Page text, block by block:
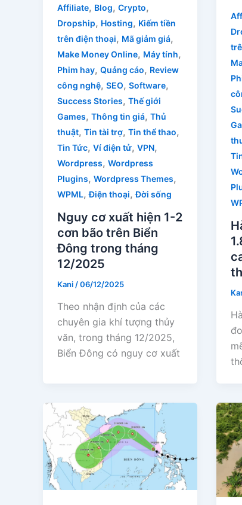
Affiliate, Blog, Crypto,
Dropship, Hosting, Kiếm tiền
trên điện thoại, Mã giảm giá,
Make Money Online, Máy tính,
Phim hay, Quảng cáo, Review
công nghệ, SEO, Software,
Success Stories, Thế giới
Games, Thông tin giá, Thủ
thuật, Tin tài trợ, Tin thể thao,
Tin Tức, Ví điện tử, VPN,
Wordpress, Wordpress
Plugins, Wordpress Themes,
WPML,Điện thoại,Đời sống
Nguy cơ xuất hiện 1-2
cơn bão trên Biển
Đông trong tháng
12/2025
Kani /06/12/2025
Theo nhận định của các
chuyên gia khí tượng thủy
văn, trong tháng 12/2025,
Biển Đông có nguy cơ xuất